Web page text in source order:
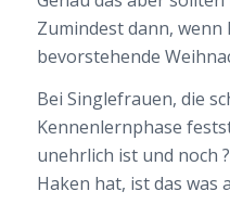
Zumindest dann, wenn
bevorstehende
Bei Singlefrauen, die
Kennenlernphase
unehrlich ist und noch
Haken hat, ist das was